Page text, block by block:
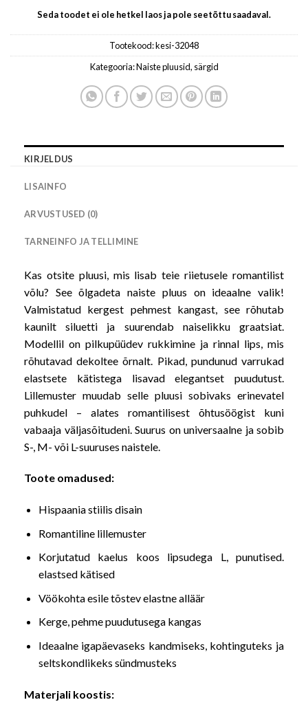
Seda toodet ei ole hetkel laos ja pole seetõttu saadaval.
Tootekood:kesi-32048
Kategooria:Naiste pluusid, särgid
KIRJELDUS
LISAINFO
ARVUSTUSED (0)
TARNEINFO JA TELLIMINE
Kas otsite pluusi, mis lisab teie riietusele romantilist
võlu? See õlgadeta naiste pluus on ideaalne valik!
Valmistatud kergest pehmest kangast, see rõhutab
kaunilt siluetti ja suurendab naiselikku graatsiat.
Modellil on pilkupüüdev rukkimine ja rinnal lips, mis
rõhutavad dekoltee õrnalt. Pikad, pundunud varrukad
elastsete kätistega lisavad elegantset puudutust.
Lillemuster muudab selle pluusi sobivaks erinevatel
puhkudel – alates romantilisest õhtusöögist kuni
vabaaja väljasõitudeni. Suurus on universaalne ja sobib
S-, M- või L-suuruses naistele.
Toote omadused:
Hispaania stiilis disain
Romantiline lillemuster
Korjutatud kaelus koos lipsudega L, punutised.
elastsed kätised
Vöökohta esile tõstev elastne alläär
Kerge, pehme puudutusega kangas
Ideaalne igapäevaseks kandmiseks, kohtinguteks ja
seltskondlikeks sündmusteks
Materjali koostis: